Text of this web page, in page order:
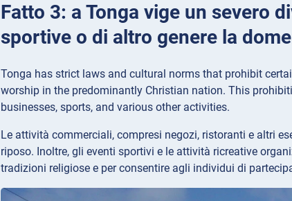
Fatto 3: a Tonga vige un severo
sportive o di altro genere la
Tonga has strict laws and cultural norms that prohibit
worship in the predominantly Christian nation. This
businesses, sports, and various other activities.
Le attività commerciali, compresi negozi, ristoranti e altri
riposo. Inoltre, gli eventi sportivi e le attività ricreative
tradizioni religiose e per consentire agli individui di